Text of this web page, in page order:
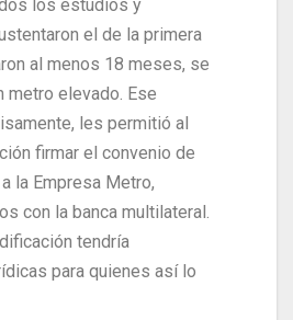
los estudios y
el de la primera
al menos 18 meses, se
metro elevado. Ese
les permitió al
firmar el convenio de
la Empresa Metro,
con la banca multilateral.
tendría
para quienes así lo